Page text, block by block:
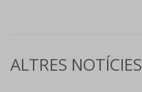
ALTRES NOTÍCIES